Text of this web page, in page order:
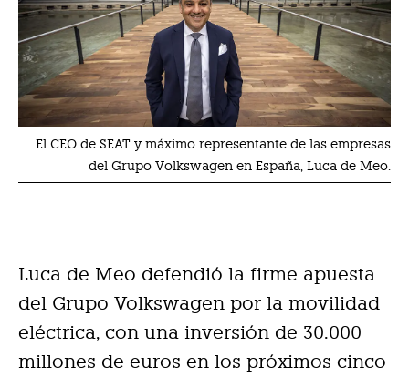
El CEO de SEAT y máximo representante de las empresas
del Grupo Volkswagen en España, Luca de Meo.
Luca de Meo defendió la firme apuesta
del Grupo Volkswagen por la movilidad
eléctrica, con una inversión de 30.000
millones de euros en los próximos cinco